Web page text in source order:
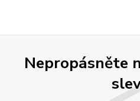
Nepropásněte